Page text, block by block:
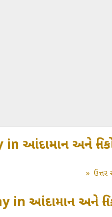
in આંદામાન અને
»
in આંદામાન અને